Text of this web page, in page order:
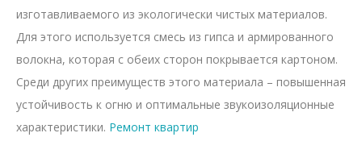
изготавливаемого из экологически чистых материалов.
Для этого используется смесь из гипса и армированного
волокна, которая с обеих сторон покрывается картоном.
Среди других преимуществ этого материала – повышенная
устойчивость к огню и оптимальные звукоизоляционные
характеристики. Ремонт квартир